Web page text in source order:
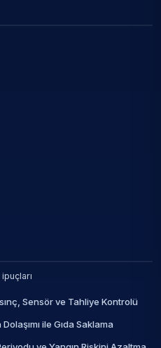
Sensör ve Tahliye Kontrolü
ile Gıda Saklama